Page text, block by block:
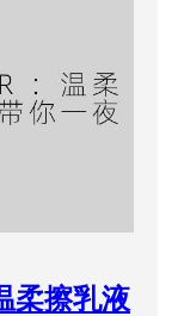
柔擦乳液